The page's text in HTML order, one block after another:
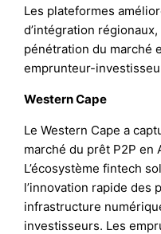
Les plateformes
d’intégration
pénétration du marché
emprunteur-
Western Cape
Le Western Cape a
marché du prêt P2P en
L’écosystème fintech
l’innovation rapide des
infrastructure
investisseurs. Les